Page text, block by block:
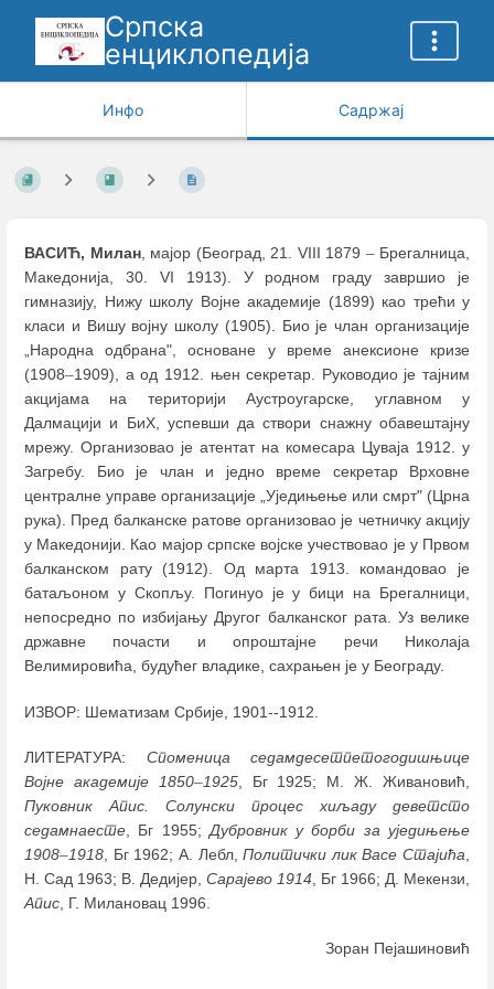
Српска
енциклопедија
Инфо Садржај
ВАСИЋ, Милан, мајор (Београд, 21. VIII 1879 –Брегалница,
Македонија, 30. VI 1913). У родном граду завршио је
гимназију, Нижу школу Војне академије (1899) као трећи у
класи и Вишу војну школу (1905). Био је члан организације
„Народна одбрана", основане у време анексионе кризе
(1908–1909), а од 1912. њен секретар. Руководио је тајним
акцијама на територији Аустроугарске, углавном у
Далмацији и БиХ, успевши да створи снажну обавештајну
мрежу. Организовао је атентат на комесара Цуваја 1912. у
Загребу. Био је члан и једно време секретар Врховне
централне управе организације „Уједињење или смрт" (Црна
рука). Пред балканске ратове организовао је четничку акцију
у Македонији. Као мајор српске војске учествовао је у Првом
балканском рату (1912). Од марта 1913. командовао је
батаљоном у Скопљу. Погинуо је у бици на Брегалници,
непосредно по избијању Другог балканског рата. Уз велике
државне почасти и опроштајне речи Николаја
Велимировића, будућег владике, сахрањен је у Београду.
ИЗВОР: Шематизам Србије, 1901--1912.
ЛИТЕРАТУРА: Споменица седамдесетпетогодишњице
Војне академије 1850–1925, Бг 1925; М. Ж. Живановић,
Пуковник Апис. Солунски процес хиљаду деветсто
седамнаесте , Бг 1955; Дубровник у борби за уједињење
1908–1918 , Бг 1962; А. Лебл,Политички лик Васе Стајића
Н. Сад 1963; В. Дедијер, Сарајево 1914 , Бг 1966; Д. Мекензи,
Апис , Г. Милановац 1996.
Зоран Пејашиновић